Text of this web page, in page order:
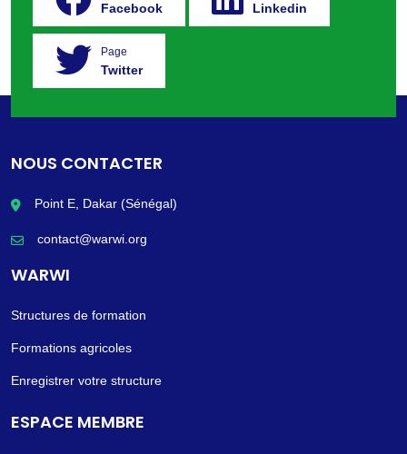
Facebook Linkedin
Page
Twitter
NOUS CONTACTER
Point E, Dakar (Sénégal)
contact@warwi.org
WARWI
Structures de formation
Formations agricoles
Enregistrer votre structure
ESPACE MEMBRE